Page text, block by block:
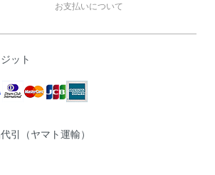
お支払いについて
ット
引（ヤマト運輸）